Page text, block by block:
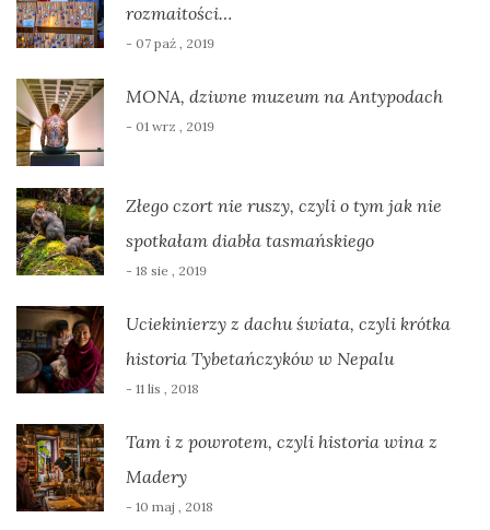
rozmaitości…
- 07 paź , 2019
MONA, dziwne muzeum na Antypodach
- 01 wrz , 2019
Złego czort nie ruszy, czyli o tym jak nie
spotkałam diabła tasmańskiego
- 18 sie , 2019
Uciekinierzy z dachu świata, czyli krótka
historia Tybetańczyków w Nepalu
- 11 lis , 2018
Tam i z powrotem, czyli historia wina z
Madery
- 10 maj , 2018